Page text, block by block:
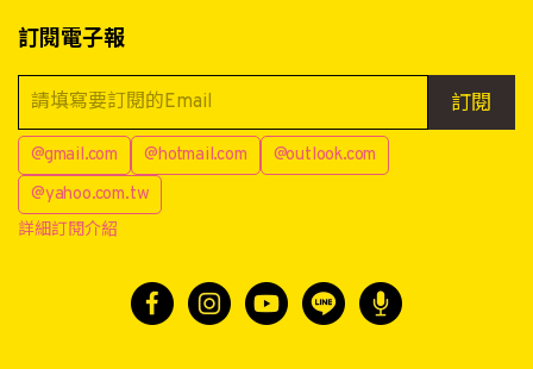
訂閱電子報
訂閱
@gmail.com @hotmail.com
@outlook.com
@yahoo.com.tw
詳細訂閱介紹